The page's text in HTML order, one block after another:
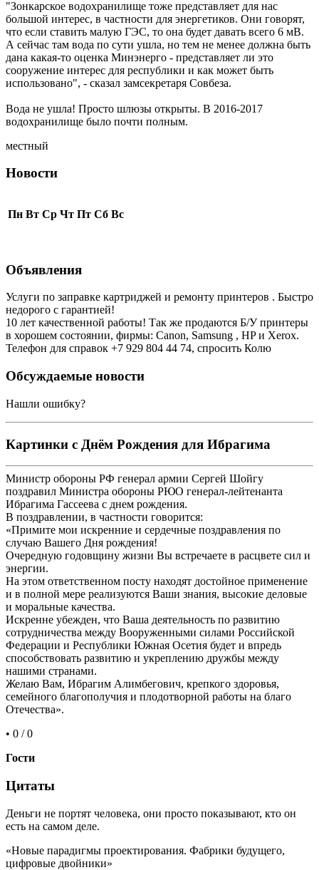
"Зонкарское водохранилище тоже представляет для нас
большой интерес, в частности для энергетиков. Они говорят,
что если ставить малую ГЭС, то она будет давать всего 6 мВ.
А сейчас там вода по сути ушла, но тем не менее должна быть
дана какая-то оценка Минэнерго - представляет ли это
сооружение интерес для республики и как может быть
использовано", - сказал замсекретаря Совбеза.
Вода не ушла! Просто шлюзы открыты. В 2016-2017
водохранилище было почти полным.
местный
Новости
Пн Вт Ср Чт Пт Сб Вс
Объявления
Услуги по заправке картриджей и ремонту принтеров . Быстро
недорого с гарантией!
10 лет качественной работы! Так же продаются Б/У принтеры
в хорошем состоянии, фирмы: Canon, Samsung , HP и Xerox.
Телефон для справок +7 929 804 44 74, спросить Колю
Обсуждаемые новости
Нашли ошибку?
Картинки с Днём Рождения для Ибрагима
Министр обороны РФ генерал армии Сергей Шойгу
поздравил Министра обороны РЮО генерал-лейтенанта
Ибрагима Гассеева с днем рождения.
В поздравлении, в частности говорится:
«Примите мои искренние и сердечные поздравления по
случаю Вашего Дня рождения!
Очередную годовщину жизни Вы встречаете в расцвете сил и
энергии.
На этом ответственном посту находят достойное применение
и в полной мере реализуются Ваши знания, высокие деловые
и моральные качества.
Искренне убежден, что Ваша деятельность по развитию
сотрудничества между Вооруженными силами Российской
Федерации и Республики Южная Осетия будет и впредь
способствовать развитию и укреплению дружбы между
нашими странами.
Желаю Вам, Ибрагим Алимбегович, крепкого здоровья,
семейного благополучия и плодотворной работы на благо
Отечества».
• 0 / 0
Гости
Цитаты
Деньги не портят человека, они просто показывают, кто он
есть на самом деле.
«Новые парадигмы проектирования. Фабрики будущего,
цифровые двойники»